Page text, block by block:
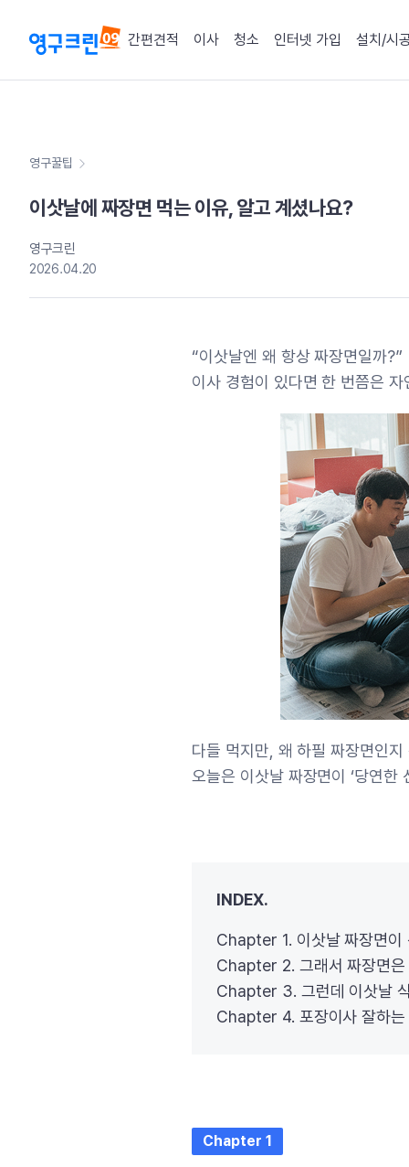
간편견적 이사 청소 인터넷 가입 설치/시
영구꿀팁
이삿날에 짜장면 먹는 이유, 알고 계셨나요?
영구크린
2026.04.20
“이삿날엔 왜 항상 짜장면일까?”
이사 경험이 있다면 한 번쯤은
다들 먹지만, 왜 하필 짜장면인
오늘은 이삿날 짜장면이 ‘당연한
INDEX.
Chapter 1. 이삿날 짜장면이
Chapter 2. 그래서 짜장면은
Chapter 3. 그런데 이삿날
Chapter 4. 포장이사 잘하
Chapter 1